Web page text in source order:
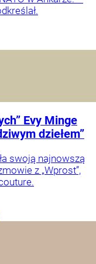
Evy Minge
dziełem”
swoją najnowszą
z „Wprost”,